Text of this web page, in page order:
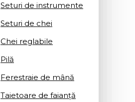
Seturi de instrumente
Seturi de chei
Chei reglabile
Pilă
Ferestraie de mână
Taietoare de faianță